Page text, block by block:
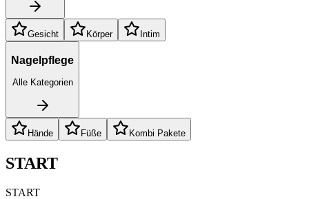
Gesicht Körper Intim
Nagelpflege
Alle Kategorien
Hände Füße Kombi Pakete
START
START